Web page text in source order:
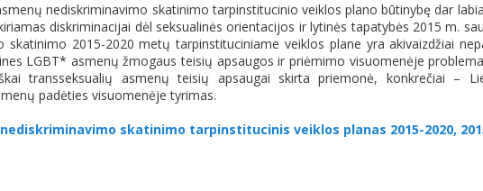
nediskriminavimo skatinimo tarpinstitucinio veiklos plano būtinybę dar
diskriminacijai dėl seksualinės orientacijos ir lytinės tapatybės 2015 m.
skatinimo 2015-2020 metų tarpinstituciniame veiklos plane yra akivaizdžiai
LGBT* asmenų žmogaus teisių apsaugos ir priėmimo visuomenėje
transseksualių asmenų teisių apsaugai skirta priemonė, konkrečiai –
padėties visuomenėje tyrimas.
skatinimo tarpinstitucinis veiklos planas 2015-2020,